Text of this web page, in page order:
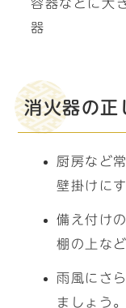
容器などに大
器
消火器の正
厨房など
壁掛けに
備え付け
棚の上な
雨風にさ
ましょう。